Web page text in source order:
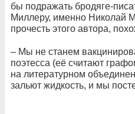
бы подражать бродяге-
Миллеру, именно Николай
прочесть этого автора,
– Мы не станем
поэтесса (её считают
на литературном
зальют жидкость, и мы